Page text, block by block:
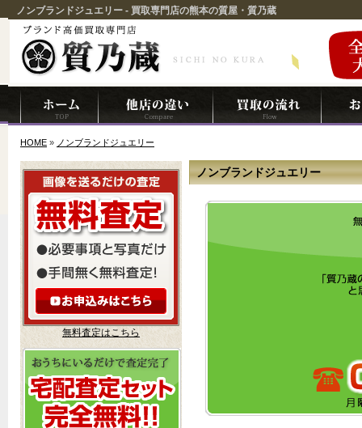
ノンブランドジュエリー - 買取専門店の熊本の質屋・質乃蔵
HOME » ノンブランドジュエリー
ノンブランドジュエリー
無料査定はこちら